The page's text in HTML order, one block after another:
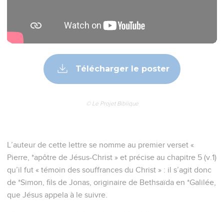
toujours prêts à la défendre, avec amabilité et respect »
(3.15).
La Bible Du Semeur Copyright © 1992, 1999 by Biblica, Inc.® Used by
permission. All rights reserved worldwide.
Seuls les Évangiles sont disponibles en vidéo pour le moment.
Salutation
Pierre, apôtre de Jésus-Christ, aux élus qui sont étrangers